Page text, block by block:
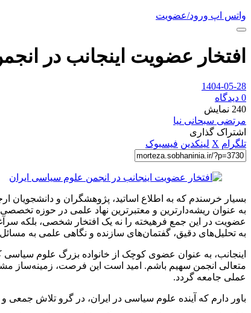
واتس اپ ورود/عضویت
افتخار عضویت اینجانب در
1404-05-28
0 دیدگاه
240 نمایش
مرتضی سبحانی نیا
اشتراک گذاری
تلگرام X لینکدین فیسبوک
بسیار خرسندم که به اطلاع اساتید، پژوهشگران و
به عنوان ریشه‌دارترین و معتبرترین نهاد علمی در حوزه
عضویت در این جمع فرهیخته را نه یک افتخار شخصی، بلکه
به تحلیل‌های دقیق، گفتمان‌های سازنده و نگاهی علمی به
اینجانب، به عنوان عضوی کوچک از خانواده بزرگ علوم سیاسی
متعالی انجمن سهیم باشم. امید است این فرصت، زمینه‌ساز
عملی جامعه گردد.
باور دارم که آینده علوم سیاسی در ایران، در گرو تلاش